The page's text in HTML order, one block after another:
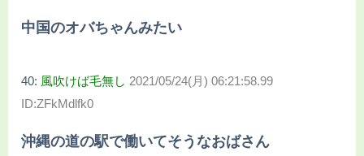
中国のオバちゃんみたい
40: 風吹けば毛無し 2021/05/24(月) 06:21:58.99
ID:ZFkMdlfk0
沖縄の道の駅で働いてそうなおばさん